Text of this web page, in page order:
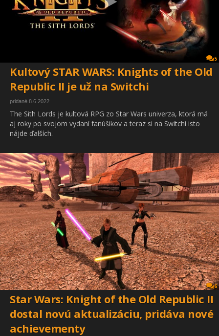
5
Kultový STAR WARS: Knights of the Old
Republic II je už na Switchi
pridané 8.6.2022
The Sith Lords je kultová RPG zo Star Wars univerza, ktorá má
aj roky po svojom vydaní fanúšikov a teraz si na Switchi isto
nájde ďalších.
6
Star Wars: Knight of the Old Republic II
dostal novú aktualizáciu, pridáva nové
achievementy